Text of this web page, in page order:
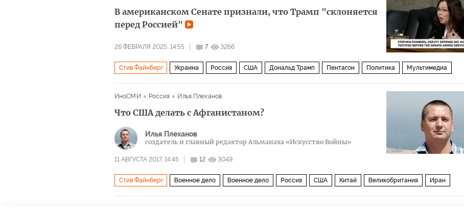
В американском Сенате признали, что Трамп "склоняется
перед Россией"
26 ФЕВРАЛЯ 2025, 14:55 7 3266
Стив Файнберг Украина Россия США Дональд Трамп Пентагон Политика Мультимедиа
ИноСМИ Россия Илья Плеханов
Что США делать с Афганистаном?
Илья Плеханов
создатель и глав­ный ре­дак­тор Аль­ма­наха «Ис­кусс­тво Вой­ны»
11 АВГУСТА 2017, 14:45 12 3049
Стив Файнберг Военное дело Военное дело Россия США Китай Великобритания Иран